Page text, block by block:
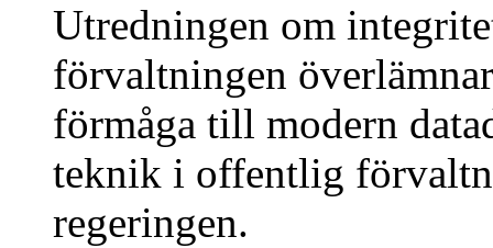
Utredningen om
förvaltningen
förmåga till modern
teknik i offentlig
regeringen.